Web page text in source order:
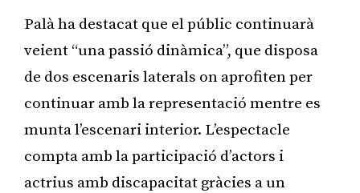
Palà ha destacat que el públic continuarà
veient “una passió dinàmica”, que disposa
de dos escenaris laterals on aprofiten per
continuar amb la representació mentre es
munta l’escenari interior. L’espectacle
compta amb la participació d’actors i
actrius amb discapacitat gràcies a un